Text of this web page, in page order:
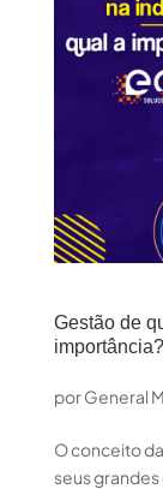
Gestão de
importância?
porGeneral
O conceito
seus